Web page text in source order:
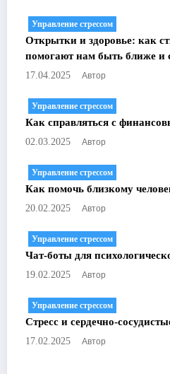
Управление стрессом
Открытки и здоровье: как
помогают нам быть ближе и
17.04.2025 Автор
Управление стрессом
Как справляться с
02.03.2025 Автор
Управление стрессом
Как помочь близкому
20.02.2025 Автор
Управление стрессом
Чат-боты для
19.02.2025 Автор
Управление стрессом
Стресс и сердечно-
17.02.2025 Автор